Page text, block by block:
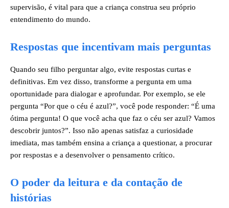
supervisão, é vital para que a criança construa seu próprio
entendimento do mundo.
Respostas que incentivam mais perguntas
Quando seu filho perguntar algo, evite respostas curtas e
definitivas. Em vez disso, transforme a pergunta em uma
oportunidade para dialogar e aprofundar. Por exemplo, se ele
pergunta “Por que o céu é azul?”, você pode responder: “É uma
ótima pergunta! O que você acha que faz o céu ser azul? Vamos
descobrir juntos?”. Isso não apenas satisfaz a curiosidade
imediata, mas também ensina a criança a questionar, a procurar
por respostas e a desenvolver o pensamento crítico.
O poder da leitura e da contação de
histórias